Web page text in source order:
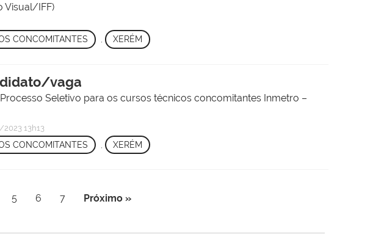
Visual/IFF)
CONCOMITANTES , XERÉM
vaga
Seletivo para os cursos técnicos concomitantes Inmetro –
13h13
CONCOMITANTES , XERÉM
5 6 7 Próximo »